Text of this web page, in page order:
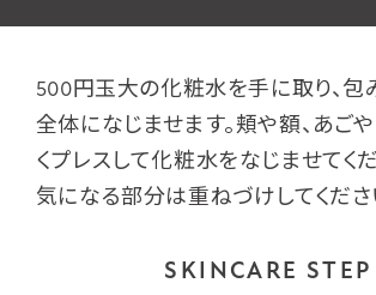
500円玉大の化粧水を手に取り、包
全体になじませます。頬や額、あご
くプレスして化粧水をなじませてく
気になる部分は重ねづけしてくださ
SKINCARE STEP